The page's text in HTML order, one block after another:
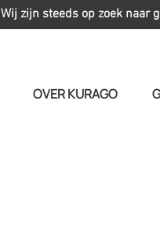
Wij zijn steeds op zoek naar
OVER KURAGO